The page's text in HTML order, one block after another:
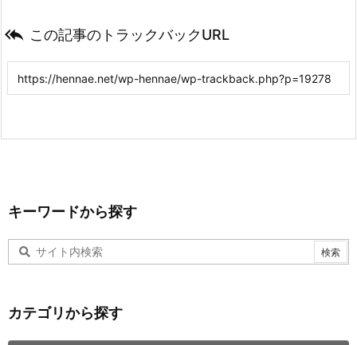
 この記事のトラックバックURL
キーワードから探す
カテゴリから探す